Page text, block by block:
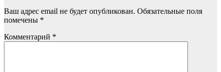
Ваш адрес email не будет опубликован. Обязательные поля
помечены *
Комментарий *